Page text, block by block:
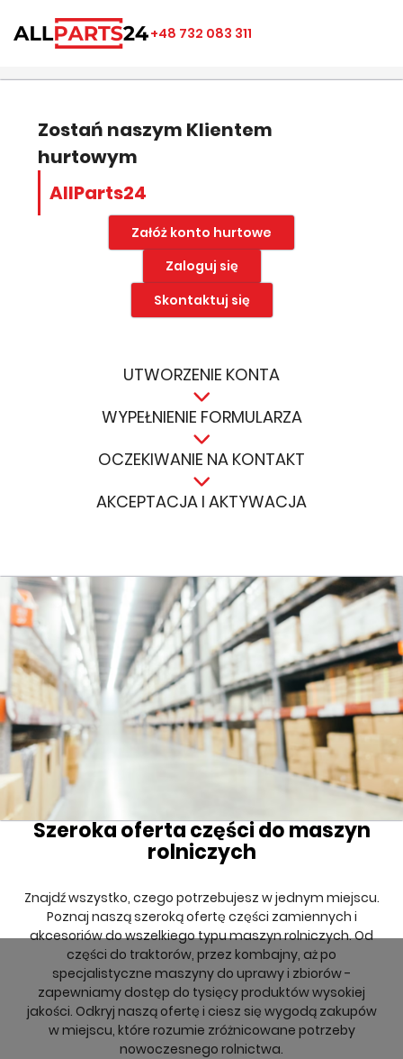
+48 732 083 311
Zostań naszym Klientem
hurtowym
AllParts24
Załóż konto hurtowe
Zaloguj się
Skontaktuj się
UTWORZENIE KONTA
WYPEŁNIENIE FORMULARZA
OCZEKIWANIE NA KONTAKT
AKCEPTACJA I AKTYWACJA
Szeroka oferta części do maszyn
rolniczych
Znajdź wszystko, czego potrzebujesz w jednym miejscu.
Poznaj naszą szeroką ofertę części zamiennych i
akcesoriów do wszelkiego typu maszyn rolniczych. Od
części do traktorów, przez kombajny, aż po
specjalistyczne maszyny do uprawy i zbiorów -
zapewniamy dostęp do tysięcy produktów wysokiej
jakości. Odkryj naszą ofertę i ciesz się wygodą zakupów
w miejscu, które rozumie zróżnicowane potrzeby
nowoczesnego rolnictwa.
((modalTitle))
((cancelText))
Utwórz listę ulubionych
Anuluj Zapisz
Zaloguj się
liście życzeń.
Anuluj Zaloguj się